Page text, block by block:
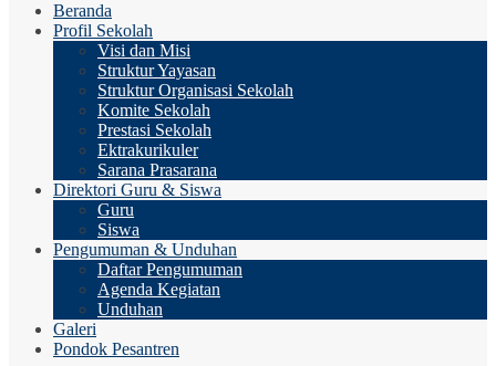
Beranda
Profil Sekolah
Visi dan Misi
Struktur Yayasan
Struktur Organisasi Sekolah
Komite Sekolah
Prestasi Sekolah
Ektrakurikuler
Sarana Prasarana
Direktori Guru & Siswa
Guru
Siswa
Pengumuman & Unduhan
Daftar Pengumuman
Agenda Kegiatan
Unduhan
Galeri
Pondok Pesantren